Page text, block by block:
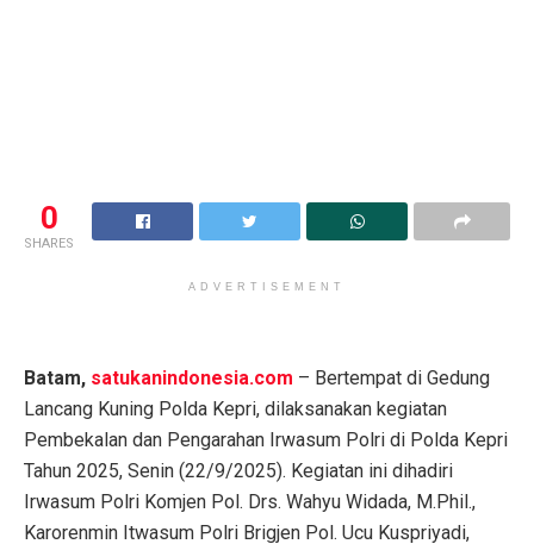
0
SHARES
ADVERTISEMENT
Batam, satukanindonesia.com – Bertempat di Gedung
Lancang Kuning Polda Kepri, dilaksanakan kegiatan
Pembekalan dan Pengarahan Irwasum Polri di Polda Kepri
Tahun 2025, Senin (22/9/2025). Kegiatan ini dihadiri
Irwasum Polri Komjen Pol. Drs. Wahyu Widada, M.Phil.,
Karorenmin Itwasum Polri Brigjen Pol. Ucu Kuspriyadi,